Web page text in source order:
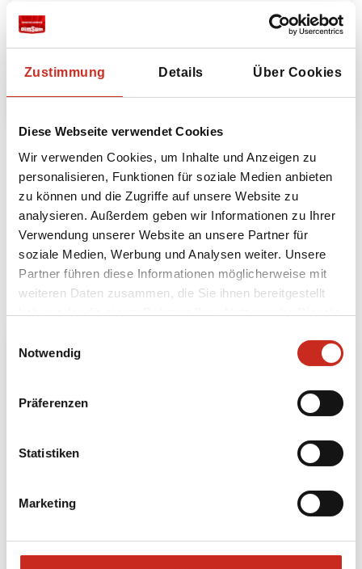
Zustimmung Details Über Cookies
Diese Webseite verwendet Cookies
Wir verwenden Cookies, um Inhalte und Anzeigen zu
personalisieren, Funktionen für soziale Medien anbieten
zu können und die Zugriffe auf unsere Website zu
analysieren. Außerdem geben wir Informationen zu Ihrer
Verwendung unserer Website an unsere Partner für
soziale Medien, Werbung und Analysen weiter. Unsere
Partner führen diese Informationen möglicherweise mit
weiteren Daten zusammen, die Sie ihnen bereitgestellt
haben oder die sie im Rahmen Ihrer Nutzung der Dienste
Notwendig
Präferenzen
Statistiken
Marketing
125 € pro Person
Alle Ausflüge anzeigen
Bausteine
Möchten Sie noch mehr erleben? Dann können Sie
Ihre Reise nach Ägypten mit folgenden
Ägypten Dahabiya-Kreuzfahrt
6 Tage
ab 1365 € pro Person